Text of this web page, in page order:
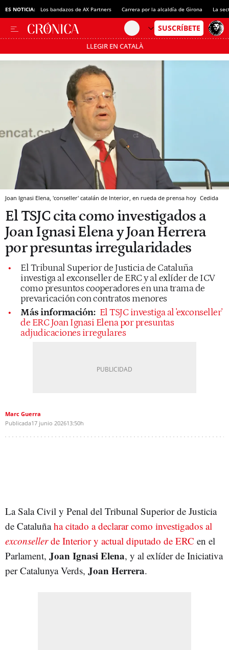
ES NOTICIA: Los bandazos de AX Partners Carrera por la alcaldía de Girona La
LLEGIR EN CATALÀ
Pásate al MODO AHORRO
Joan Ignasi Elena, 'conseller' catalán de Interior, en rueda de prensa hoy Cedida
El TSJC cita como investigados a
Joan Ignasi Elena y Joan Herrera
por presuntas irregularidades
El Tribunal Superior de Justicia de Cataluña
investiga al exconseller de ERC y al exlíder de ICV
como presuntos cooperadores en una trama de
prevaricación con contratos menores
Más información: El TSJC investiga al 'exconseller'
de ERC Joan Ignasi Elena por presuntas
adjudicaciones irregulares
Marc Guerra
Publicada17 junio 202613:50h
La Sala Civil y Penal del Tribunal Superior de Justicia
de Cataluñaha citado a declarar como investigados al
exconsellerde Interior y actual diputado de ERC en el
Parlament, Joan Ignasi Elena, y al exlíder de Iniciativa
per Catalunya Verds, Joan Herrera.